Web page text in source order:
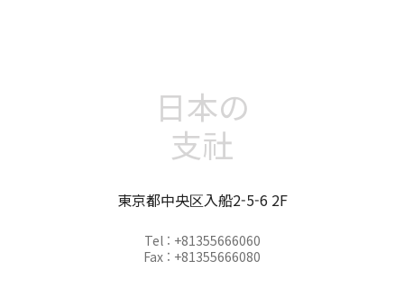
日本の
支社
東京都中央区入船2-5-6 2F
Tel : +81355666060
Fax : +81355666080